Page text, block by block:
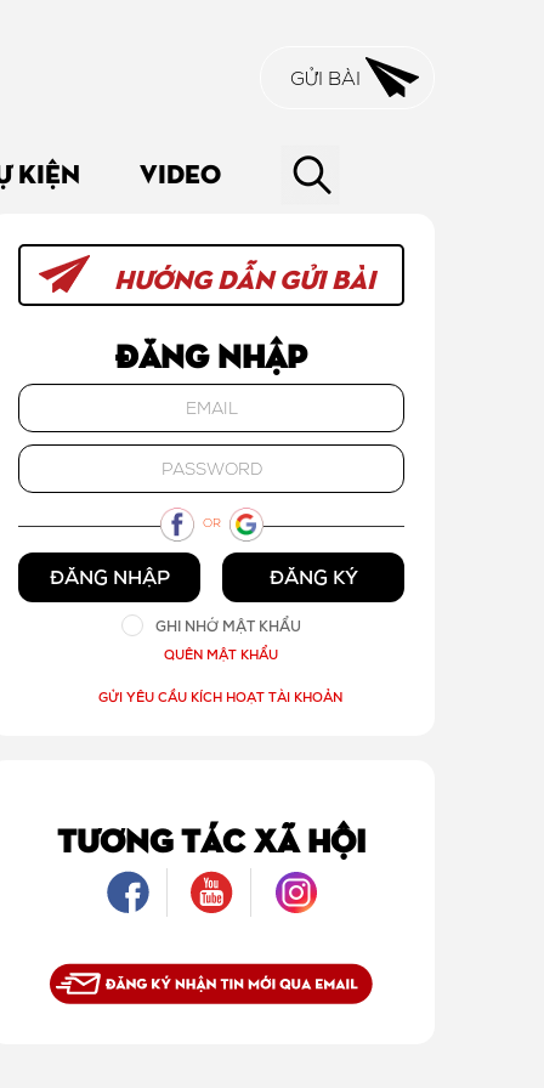
GỬI BÀI
KIỆN VIDEO
HƯỚNG DẪN GỬI BÀI
Đăng nhập
OR
ĐĂNG NHẬP ĐĂNG KÝ
GHI NHỚ MẬT KHẨU
QUÊN MẬT KHẨU
GỬI YÊU CẦU KÍCH HOẠT TÀI KHOẢN
TƯƠNG TÁC XÃ HỘI